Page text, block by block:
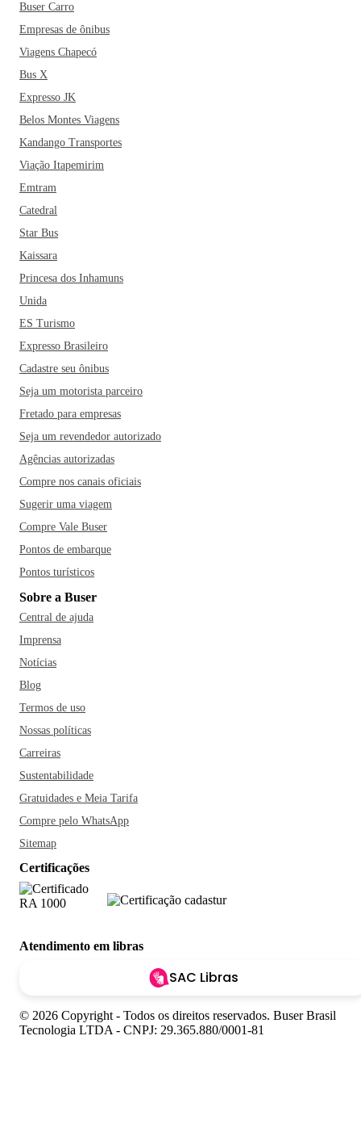
Buser Carro
Empresas de ônibus
Viagens Chapecó
Bus X
Expresso JK
Belos Montes Viagens
Kandango Transportes
Viação Itapemirim
Emtram
Catedral
Star Bus
Kaissara
Princesa dos Inhamuns
Unida
ES Turismo
Expresso Brasileiro
Cadastre seu ônibus
Seja um motorista parceiro
Fretado para empresas
Seja um revendedor autorizado
Agências autorizadas
Compre nos canais oficiais
Sugerir uma viagem
Compre Vale Buser
Pontos de embarque
Pontos turísticos
Sobre a Buser
Central de ajuda
Imprensa
Notícias
Blog
Termos de uso
Nossas políticas
Carreiras
Sustentabilidade
Gratuidades e Meia Tarifa
Compre pelo WhatsApp
Sitemap
Certificações
Atendimento em libras
SAC Libras
© 2026 Copyright - Todos os direitos reservados. Buser Brasil
Tecnologia LTDA - CNPJ: 29.365.880/0001-81